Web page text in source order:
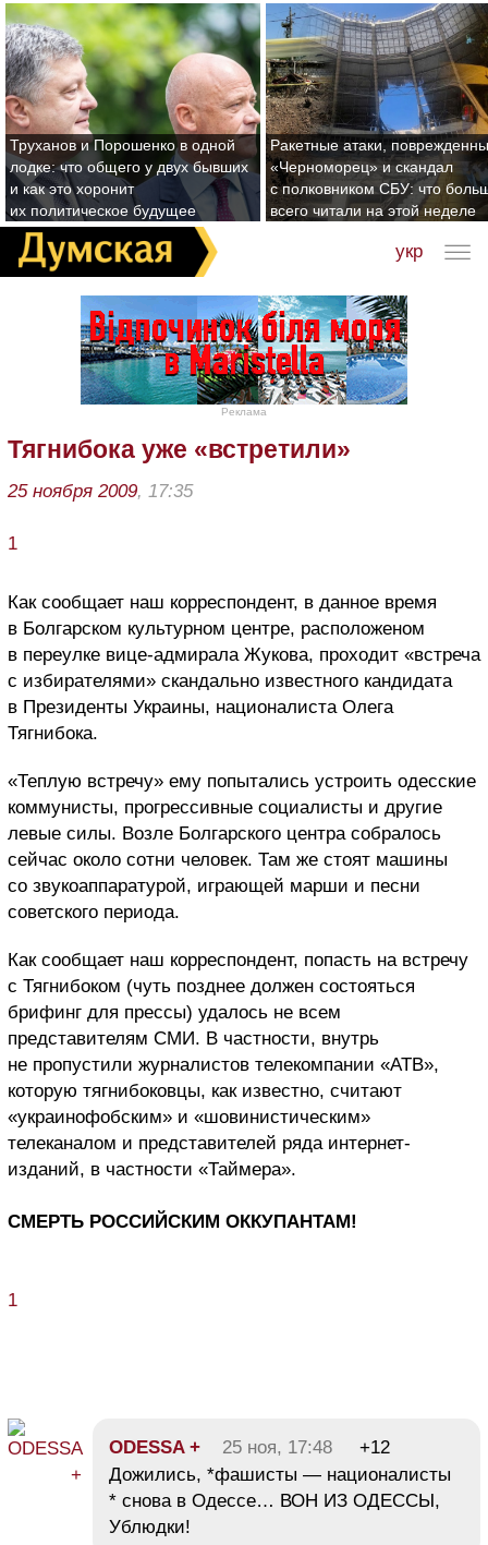
Труханов и Порошенко в одной
лодке: что общего у двух бывших
и как это хоронит
их политическое будущее
Ракетные атаки,
«Черноморец» и скандал
с полковником СБУ: что
всего читали на этой неделе
укр
Реклама
Тягнибока уже «встретили»
25 ноября 2009, 17:35
1
Как сообщает наш корреспондент, в данное время
в Болгарском культурном центре, расположеном
в переулке вице-адмирала Жукова, проходит «встреча
с избирателями» скандально известного кандидата
в Президенты Украины, националиста Олега
Тягнибока.
«Теплую встречу» ему попытались устроить одесские
коммунисты, прогрессивные социалисты и другие
левые силы. Возле Болгарского центра собралось
сейчас около сотни человек. Там же стоят машины
со звукоаппаратурой, играющей марши и песни
советского периода.
Как сообщает наш корреспондент, попасть на встречу
с Тягнибоком (чуть позднее должен состояться
брифинг для прессы) удалось не всем
представителям СМИ. В частности, внутрь
не пропустили журналистов телекомпании «АТВ»,
которую тягнибоковцы, как известно, считают
«украинофобским» и «шовинистическим»
телеканалом и представителей ряда интернет-
изданий, в частности «Таймера».
СМЕРТЬ РОССИЙСКИМ ОККУПАНТАМ!
1
ODESSA + 25 ноя, 17:48
+12
Дожились, *фашисты — националисты
* снова в Одессе… ВОН ИЗ ОДЕССЫ,
Ублюдки!